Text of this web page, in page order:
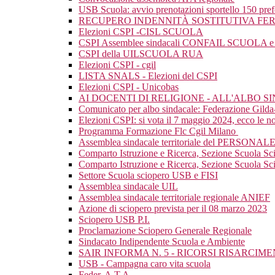
USB Scuola: avvio prenotazioni sportello 150
RECUPERO INDENNITÀ SOSTITUTIVA
Elezioni CSPI -CISL SCUOLA
CSPI Assemblee sindacali CONFAIL SCUOLA
CSPI della UILSCUOLA RUA
Elezioni CSPI - cgil
LISTA SNALS - Elezioni del CSPI
Elezioni CSPI - Unicobas
AI DOCENTI DI RELIGIONE - ALL'ALBO
Comunicato per albo sindacale: Federazione
Elezioni CSPI: si vota il 7 maggio 2024, ecco le
Programma Formazione Flc Cgil Milano
Assemblea sindacale territoriale del
Comparto Istruzione e Ricerca, Sezione Scuola
Comparto Istruzione e Ricerca, Sezione Scuola
Settore Scuola sciopero USB e FISI
Assemblea sindacale UIL
Assemblea sindacale territoriale regionale ANIEF
Azione di sciopero prevista per il 08 marzo 2023
Sciopero USB P.I.
Proclamazione Sciopero Generale Regionale
Sindacato Indipendente Scuola e Ambiente
SAIR INFORMA N. 5 - RICORSI
USB - Campagna caro vita scuola